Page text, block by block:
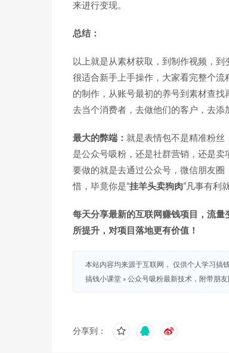
来进行变现。
总结：
以上就是从素材获取，到制作视频，
很适合新手上手操作，大家看完整个
的制作，从账号最初的养号到素材查
去当个消费者，去做他们的客户，去添
最大的弊端： 就是表情包不是精准粉丝
是公众号吸粉，还是社群营销，还是
要做的就是去通过公众号，微信朋友圈
惜，毕竟你是“挂羊头卖狗肉 ”凡事有利
每天分享最新的互联网赚钱项目，流
所提升，对项目落地更有价值！
本站内容均来源于互联网， 仅供个人学习搞
搞钱小课堂 » 公众号吸粉最新技术，附带朋
分享到：